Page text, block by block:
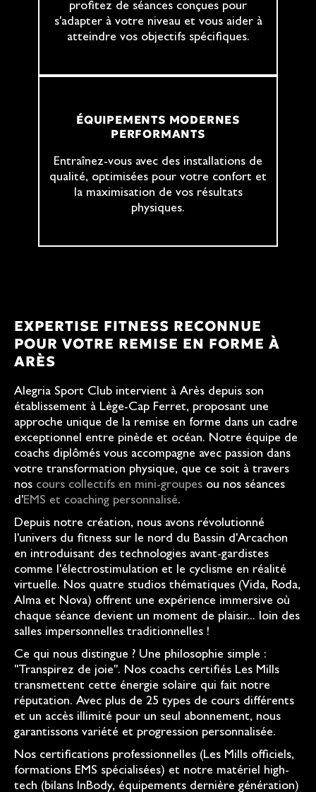
profitez de séances conçues pour
s'adapter à votre niveau et vous aider à
atteindre vos objectifs spécifiques.
ÉQUIPEMENTS MODERNES
PERFORMANTS
Entraînez-vous avec des installations de
qualité, optimisées pour votre confort et
la maximisation de vos résultats
physiques.
EXPERTISE FITNESS RECONNUE
POUR VOTRE REMISE EN FORME À
ARÈS
Alegria Sport Club intervient à Arès depuis son
établissement à Lège-Cap Ferret, proposant une
approche unique de la remise en forme dans un cadre
exceptionnel entre pinède et océan. Notre équipe de
coachs diplômés vous accompagne avec passion dans
votre transformation physique, que ce soit à travers
nos cours collectifs en mini-groupes ou nos séances
d'EMS et coaching personnalisé.
Depuis notre création, nous avons révolutionné
l'univers du fitness sur le nord du Bassin d'Arcachon
en introduisant des technologies avant-gardistes
comme l'électrostimulation et le cyclisme en réalité
virtuelle. Nos quatre studios thématiques (Vida, Roda,
Alma et Nova) offrent une expérience immersive où
chaque séance devient un moment de plaisir... loin des
salles impersonnelles traditionnelles !
Ce qui nous distingue ? Une philosophie simple :
"Transpirez de joie". Nos coachs certifiés Les Mills
transmettent cette énergie solaire qui fait notre
réputation. Avec plus de 25 types de cours différents
et un accès illimité pour un seul abonnement, nous
garantissons variété et progression personnalisée.
Nos certifications professionnelles (Les Mills officiels,
formations EMS spécialisées) et notre matériel high-
tech (bilans InBody, équipements dernière génération)